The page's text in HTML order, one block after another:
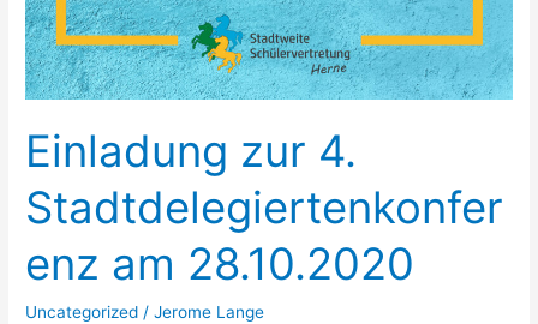
Einladung zur 4.
Stadtdelegiertenkonfer
enz am 28.10.2020
Uncategorized /Jerome Lange